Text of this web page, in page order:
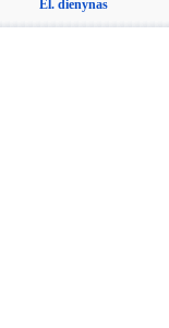
El. dienynas